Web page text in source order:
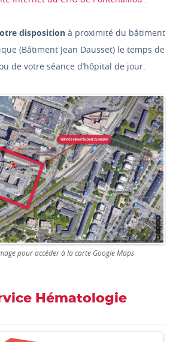
disposition à proximité du bâtiment
(Bâtiment Jean Dausset) le temps de
de votre séance d’hôpital de jour.
pour accéder à la carte Google Maps
Hématologie